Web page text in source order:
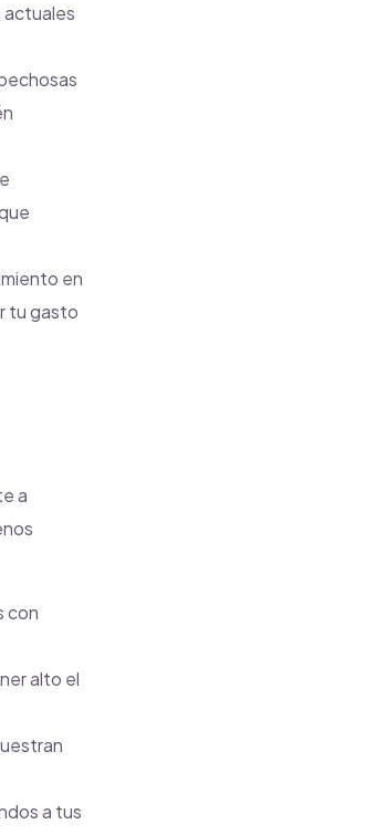
actuales
en
tu gasto
a
con
alto el
a tus